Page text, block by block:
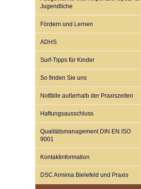
Jugendliche
Fördern und Lernen
ADHS
Surf-Tipps für Kinder
So finden Sie uns
Notfälle außerhalb der Praxiszeiten
Haftungsausschluss
Qualitätsmanagement DIN EN ISO
9001
Kontaktinformation
DSC Arminia Bielefeld und Praxis